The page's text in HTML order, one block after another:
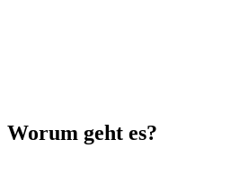
Worum geht es?